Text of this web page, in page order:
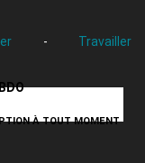
- Travailler
À TOUT MOMENT